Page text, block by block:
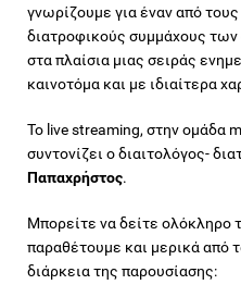
γνωρίζουμε για έναν από
διατροφικούς συμμάχους των
στα πλαίσια μιας σειράς
καινοτόμα και με ιδιαίτερα
Το live streaming, στην ομάδα
συντονίζει ο διαιτολόγος-
Παπαχρήστος.
Μπορείτε να δείτε ολόκληρο
παραθέτουμε και μερικά από
διάρκεια της παρουσίασης: